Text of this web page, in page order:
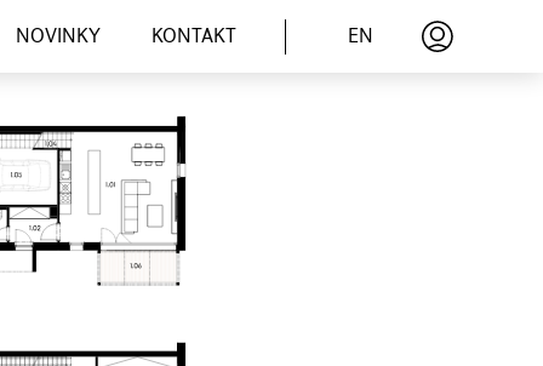
NOVINKY KONTAKT EN